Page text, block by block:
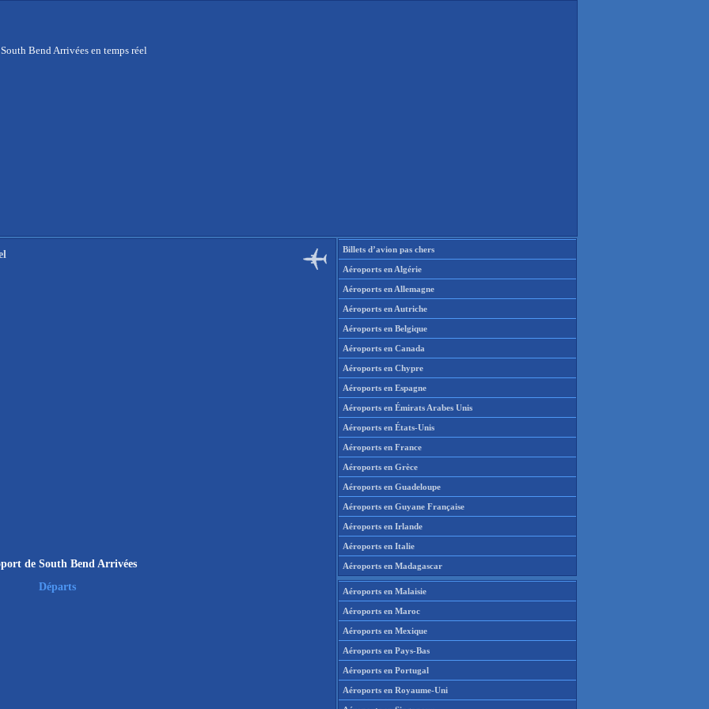
Bend Arrivées en temps réel
de South Bend Arrivées
Départs
Billets d’avion pas chers
Aéroports en Algérie
Aéroports en Allemagne
Aéroports en Autriche
Aéroports en Belgique
Aéroports en Canada
Aéroports en Chypre
Aéroports en Espagne
Aéroports en Émirats Arabes Unis
Aéroports en États-Unis
Aéroports en France
Aéroports en Grèce
Aéroports en Guadeloupe
Aéroports en Guyane Française
Aéroports en Irlande
Aéroports en Italie
Aéroports en Madagascar
Aéroports en Malaisie
Aéroports en Maroc
Aéroports en Mexique
Aéroports en Pays-Bas
Aéroports en Portugal
Aéroports en Royaume-Uni